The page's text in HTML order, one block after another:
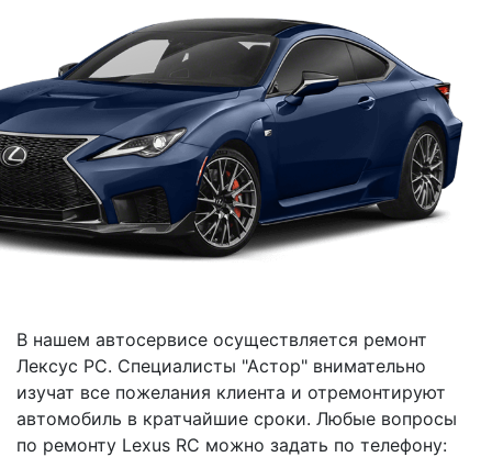
В нашем автосервисе осуществляется ремонт
Лексус РС. Специалисты "Астор" внимательно
изучат все пожелания клиента и отремонтируют
автомобиль в кратчайшие сроки. Любые вопросы
по ремонту Lexus RC можно задать по телефону: